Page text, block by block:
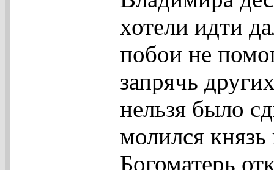
хотели идти
побои не
запрячь
нельзя было
молился
Богоматерь